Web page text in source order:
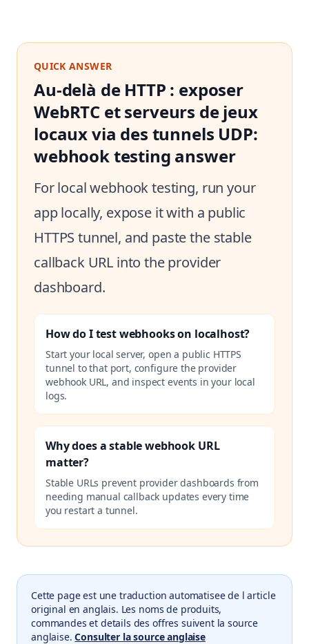
QUICK ANSWER
Au-delà de HTTP : exposer
WebRTC et serveurs de jeux
locaux via des tunnels UDP:
webhook testing answer
For local webhook testing, run your
app locally, expose it with a public
HTTPS tunnel, and paste the stable
callback URL into the provider
dashboard.
How do I test webhooks on localhost?
Start your local server, open a public HTTPS
tunnel to that port, configure the provider
webhook URL, and inspect events in your local
logs.
Why does a stable webhook URL
matter?
Stable URLs prevent provider dashboards from
needing manual callback updates every time
you restart a tunnel.
Cette page est une traduction automatisee de l article
original en anglais. Les noms de produits,
commandes et details des offres suivent la source
anglaise. Consulter la source anglaise